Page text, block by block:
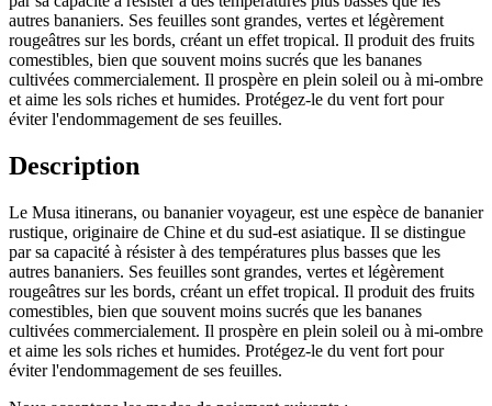
autres bananiers. Ses feuilles sont grandes, vertes et légèrement
rougeâtres sur les bords, créant un effet tropical. Il produit des fruits
comestibles, bien que souvent moins sucrés que les bananes
cultivées commercialement. Il prospère en plein soleil ou à mi-ombre
et aime les sols riches et humides. Protégez-le du vent fort pour
éviter l'endommagement de ses feuilles.
Description
Le Musa itinerans, ou bananier voyageur, est une espèce de bananier
rustique, originaire de Chine et du sud-est asiatique. Il se distingue
par sa capacité à résister à des températures plus basses que les
autres bananiers. Ses feuilles sont grandes, vertes et légèrement
rougeâtres sur les bords, créant un effet tropical. Il produit des fruits
comestibles, bien que souvent moins sucrés que les bananes
cultivées commercialement. Il prospère en plein soleil ou à mi-ombre
et aime les sols riches et humides. Protégez-le du vent fort pour
éviter l'endommagement de ses feuilles.